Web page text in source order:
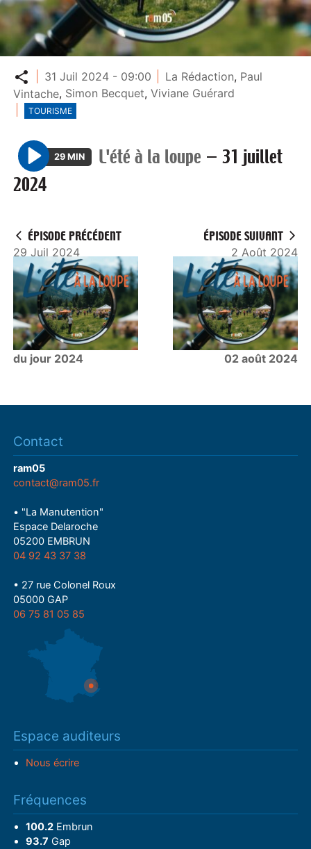
Partager
31 Juil 2024 - 09:00 La Rédaction, Paul
Vintache, Simon Becquet,Viviane Guérard
TOURISME
P
l
29 MIN L'été à la loupe — 31 juillet
2024
ÉPISODE PRÉCÉDENT
29 Juil 2024
du jour 2024
ÉPISODE SUIVANT
2 Août 2024
02 août 2024
Contact
ram05
contact@ram05.fr
• "La Manutention"
Espace Delaroche
05200 EMBRUN
04 92 43 37 38
• 27 rue Colonel Roux
05000 GAP
06 75 81 05 85
Espace auditeurs
Nous écrire
Fréquences
100.2Embrun
93.7 Gap